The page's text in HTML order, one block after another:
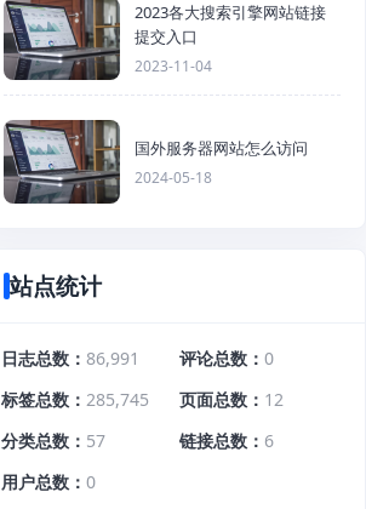
2023各大搜索引擎网站链接
提交入口
2023-11-04
国外服务器网站怎么访问
2024-05-18
站点统计
日志总数 86,991 评论总数
0
标签总数
285,745 页面总数
12
分类总数
57 链接总数
6
用户总数
0